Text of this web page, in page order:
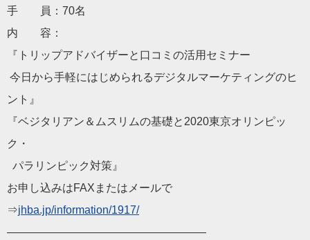
手 員：70名
内 容：
『トリップアドバイザーと口コミの活用セミナー
今日から手軽にはじめられるデジタルマーケティングのヒ
ント』
『ベジタリアン＆ムスリムの基礎と2020東京オリンピッ
ク・
パラリンピック対策』
お申し込みはFAXまたはメールで
⇒jhba.jp/information/1917/
——————————————————